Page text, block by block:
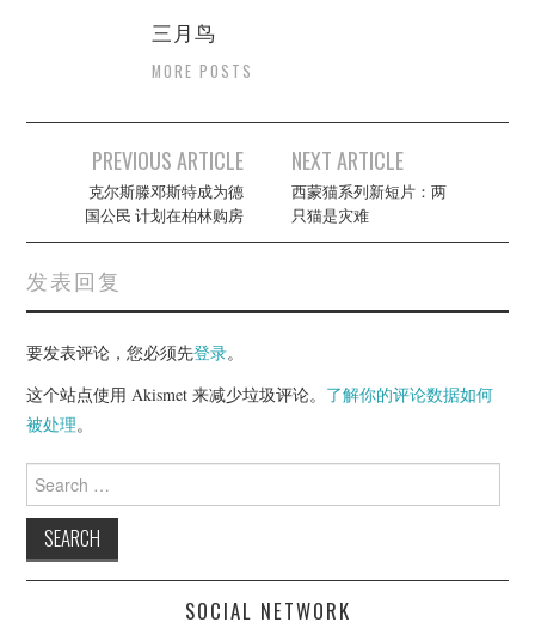
三月鸟
MORE POSTS
navigation
PREVIOUS ARTICLE
克尔斯滕邓斯特成为德
国公民 计划在柏林购房
NEXT ARTICLE
西蒙猫系列新短片：两
只猫是灾难
发表回复
要发表评论，您必须先登录。
这个站点使用 Akismet 来减少垃圾评论。 了解你的评论数据如何
被处理。
Search
for:
SOCIAL NETWORK